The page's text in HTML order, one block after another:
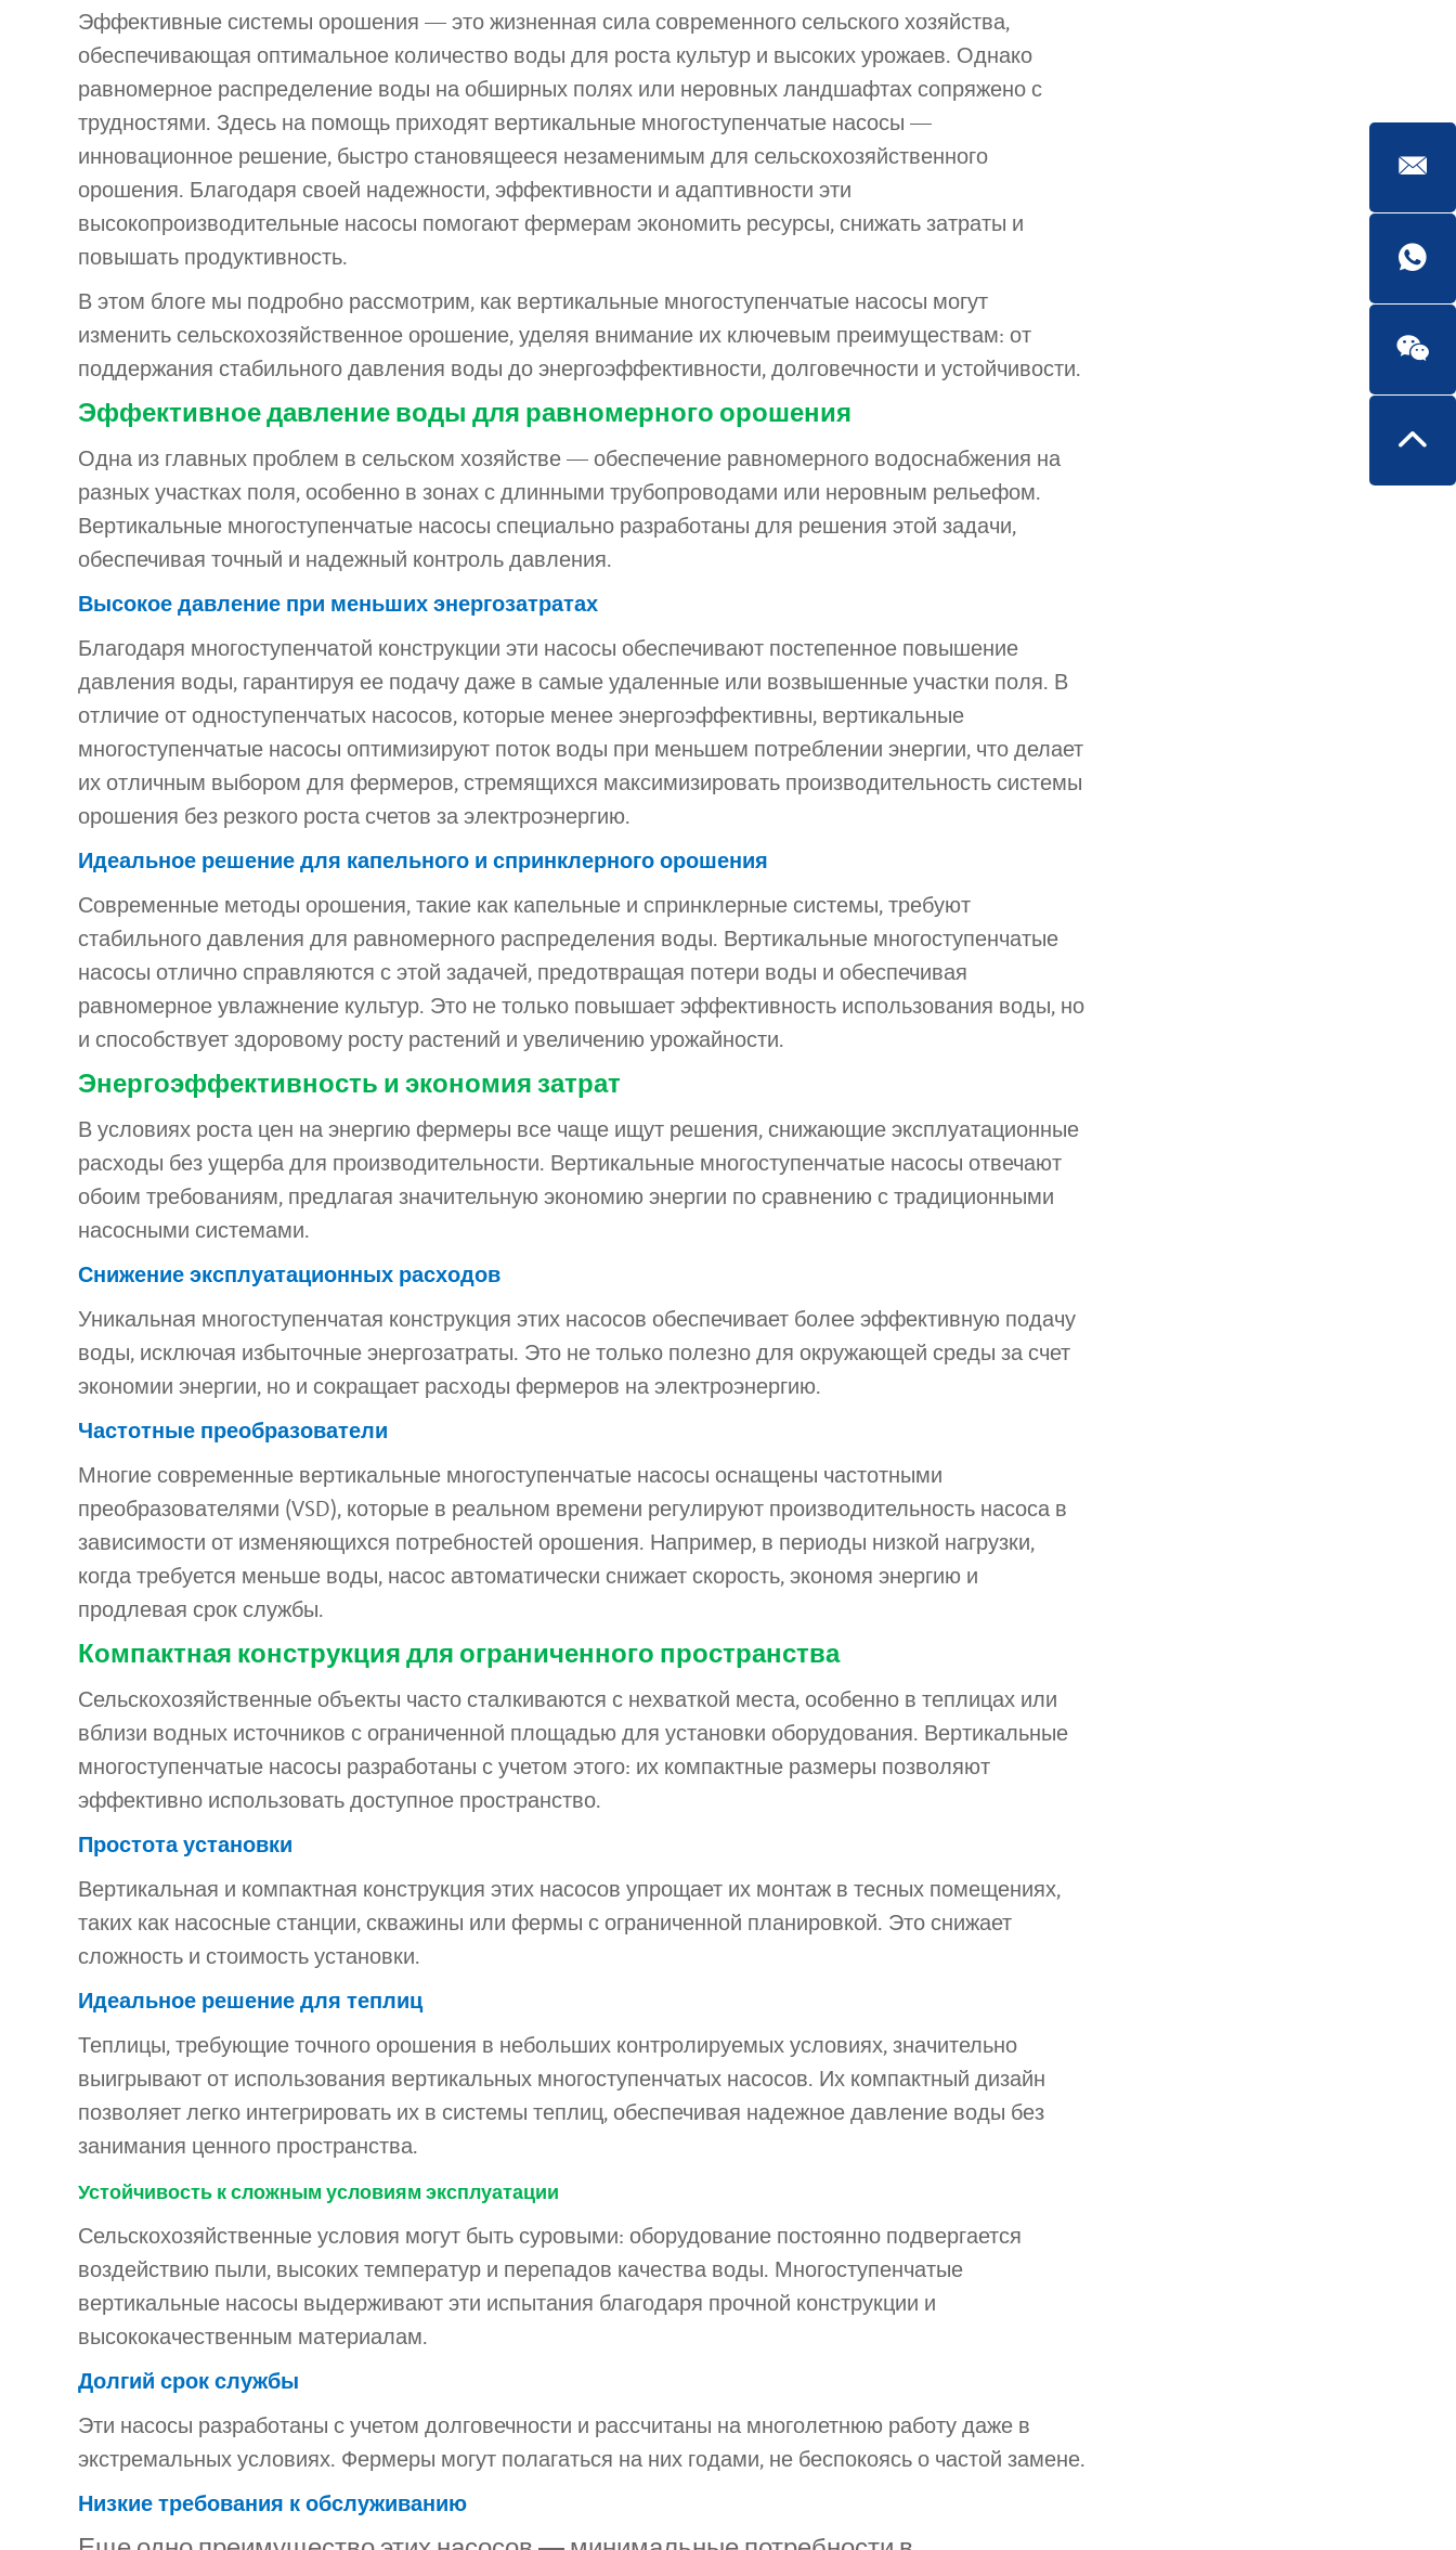
Эффективные системы орошения — это жизненная сила современного сельского хозяйства,
обеспечивающая оптимальное количество воды для роста культур и высоких урожаев. Однако
равномерное распределение воды на обширных полях или неровных ландшафтах сопряжено с
трудностями. Здесь на помощь приходят вертикальные многоступенчатые насосы —
инновационное решение, быстро становящееся незаменимым для сельскохозяйственного
орошения. Благодаря своей надежности, эффективности и адаптивности эти
высокопроизводительные насосы помогают фермерам экономить ресурсы, снижать затраты и
повышать продуктивность.
В этом блоге мы подробно рассмотрим, как вертикальные многоступенчатые насосы могут
изменить сельскохозяйственное орошение, уделяя внимание их ключевым преимуществам: от
поддержания стабильного давления воды до энергоэффективности, долговечности и устойчивости.
Эффективное давление воды для равномерного орошения
Одна из главных проблем в сельском хозяйстве — обеспечение равномерного водоснабжения на
разных участках поля, особенно в зонах с длинными трубопроводами или неровным рельефом.
Вертикальные многоступенчатые насосы специально разработаны для решения этой задачи,
обеспечивая точный и надежный контроль давления.
Высокое давление при меньших энергозатратах
Благодаря многоступенчатой конструкции эти насосы обеспечивают постепенное повышение
давления воды, гарантируя ее подачу даже в самые удаленные или возвышенные участки поля. В
отличие от одноступенчатых насосов, которые менее энергоэффективны, вертикальные
многоступенчатые насосы оптимизируют поток воды при меньшем потреблении энергии, что делает
их отличным выбором для фермеров, стремящихся максимизировать производительность системы
орошения без резкого роста счетов за электроэнергию.
Идеальное решение для капельного и спринклерного орошения
Современные методы орошения, такие как капельные и спринклерные системы, требуют
стабильного давления для равномерного распределения воды. Вертикальные многоступенчатые
насосы отлично справляются с этой задачей, предотвращая потери воды и обеспечивая
равномерное увлажнение культур. Это не только повышает эффективность использования воды, но
и способствует здоровому росту растений и увеличению урожайности.
Энергоэффективность и экономия затрат
В условиях роста цен на энергию фермеры все чаще ищут решения, снижающие эксплуатационные
расходы без ущерба для производительности. Вертикальные многоступенчатые насосы отвечают
обоим требованиям, предлагая значительную экономию энергии по сравнению с традиционными
насосными системами.
Снижение эксплуатационных расходов
Уникальная многоступенчатая конструкция этих насосов обеспечивает более эффективную подачу
воды, исключая избыточные энергозатраты. Это не только полезно для окружающей среды за счет
экономии энергии, но и сокращает расходы фермеров на электроэнергию.
Частотные преобразователи
Многие современные вертикальные многоступенчатые насосы оснащены частотными
преобразователями (VSD), которые в реальном времени регулируют производительность насоса в
зависимости от изменяющихся потребностей орошения. Например, в периоды низкой нагрузки,
когда требуется меньше воды, насос автоматически снижает скорость, экономя энергию и
продлевая срок службы.
Компактная конструкция для ограниченного пространства
Сельскохозяйственные объекты часто сталкиваются с нехваткой места, особенно в теплицах или
вблизи водных источников с ограниченной площадью для установки оборудования. Вертикальные
многоступенчатые насосы разработаны с учетом этого: их компактные размеры позволяют
эффективно использовать доступное пространство.
Простота установки
Вертикальная и компактная конструкция этих насосов упрощает их монтаж в тесных помещениях,
таких как насосные станции, скважины или фермы с ограниченной планировкой. Это снижает
сложность и стоимость установки.
Идеальное решение для теплиц
Теплицы, требующие точного орошения в небольших контролируемых условиях, значительно
выигрывают от использования вертикальных многоступенчатых насосов. Их компактный дизайн
позволяет легко интегрировать их в системы теплиц, обеспечивая надежное давление воды без
занимания ценного пространства.
Устойчивость к сложным условиям эксплуатации
Сельскохозяйственные условия могут быть суровыми: оборудование постоянно подвергается
воздействию пыли, высоких температур и перепадов качества воды. Многоступенчатые
вертикальные насосы выдерживают эти испытания благодаря прочной конструкции и
высококачественным материалам.
Долгий срок службы
Эти насосы разработаны с учетом долговечности и рассчитаны на многолетнюю работу даже в
экстремальных условиях. Фермеры могут полагаться на них годами, не беспокоясь о частой замене.
Низкие требования к обслуживанию